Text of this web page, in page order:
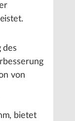
des
von
bietet